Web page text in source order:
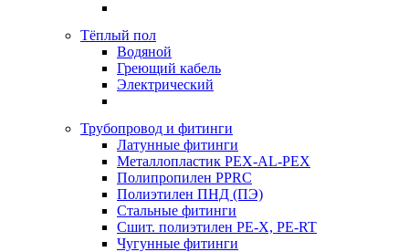
Тёплый пол
Водяной
Греющий кабель
Электрический
Трубопровод и фитинги
Латунные фитинги
Металлопластик PEX-AL-PEX
Полипропилен PPRC
Полиэтилен ПНД (ПЭ)
Стальные фитинги
Сшит. полиэтилен PE-X, PE-RT
Чугунные фитинги